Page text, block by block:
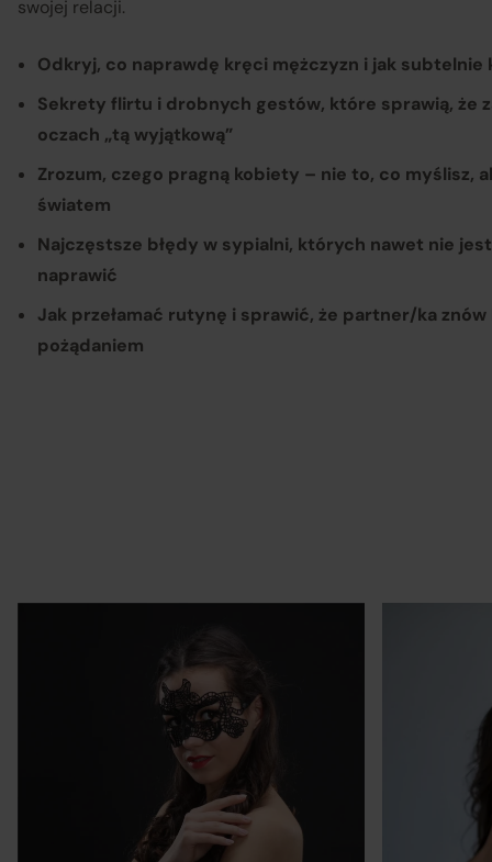
swojej relacji.
Odkryj, co naprawdę kręci mężczyzn i jak
Sekrety flirtu i drobnych gestów, które sprawią, że
oczach „tą wyjątkową”
Zrozum, czego pragną kobiety – nie to, co myślisz,
światem
Najczęstsze błędy w sypialni, których nawet nie
naprawić
Jak przełamać rutynę i sprawić, że partner/ka
pożądaniem